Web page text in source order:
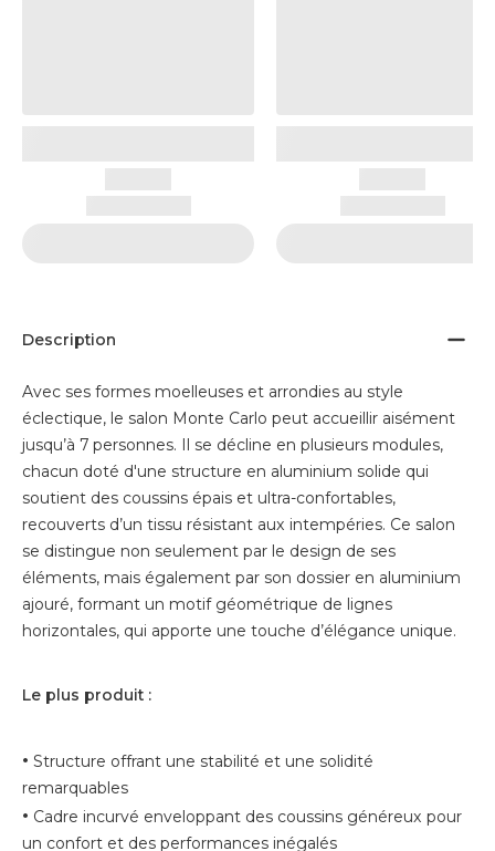
Description
Avec ses formes moelleuses et arrondies au style
éclectique, le salon Monte Carlo peut accueillir aisément
jusqu’à 7 personnes. Il se décline en plusieurs modules,
chacun doté d'une structure en aluminium solide qui
soutient des coussins épais et ultra-confortables,
recouverts d’un tissu résistant aux intempéries. Ce salon
se distingue non seulement par le design de ses
éléments, mais également par son dossier en aluminium
ajouré, formant un motif géométrique de lignes
horizontales, qui apporte une touche d’élégance unique.
Le plus produit :
• Structure offrant une stabilité et une solidité
remarquables
• Cadre incurvé enveloppant des coussins généreux pour
un confort et des performances inégalés